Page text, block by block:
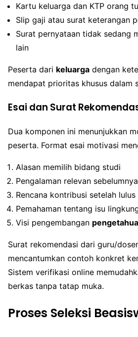
Kartu keluarga dan KTP orang
Slip gaji atau surat keterangan
Surat pernyataan tidak sedang
lain
Peserta dari keluarga dengan
mendapat prioritas khusus dalam
Esai dan Surat
Dua komponen ini menunjukkan
peserta. Format esai motivasi
Alasan memilih bidang studi
Pengalaman relevan sebelumnya
Rencana kontribusi setelah lulus
Pemahaman tentang isu
Visi pengembangan
Surat rekomendasi dari guru/
mencantumkan contoh konkret
Sistem verifikasi online
berkas tanpa tatap muka.
Proses Seleksi